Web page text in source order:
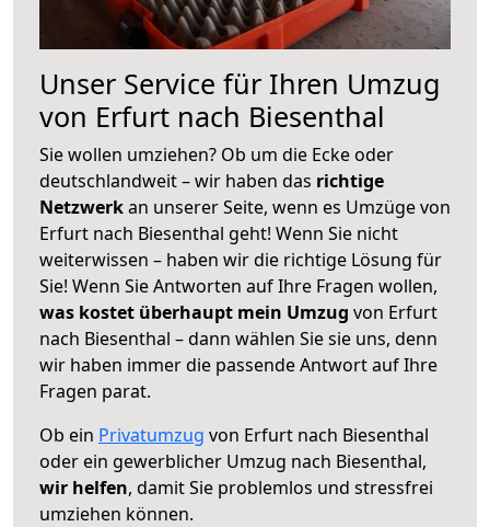
Unser Service für Ihren Umzug
von Erfurt nach Biesenthal
Sie wollen umziehen? Ob um die Ecke oder
deutschlandweit – wir haben das richtige
Netzwerkan unserer Seite, wenn es Umzüge von
Erfurt nach Biesenthal geht! Wenn Sie nicht
weiterwissen – haben wir die richtige Lösung für
Sie! Wenn Sie Antworten auf Ihre Fragen wollen,
was kostet überhaupt mein Umzug von Erfurt
nach Biesenthal – dann wählen Sie sie uns, denn
wir haben immer die passende Antwort auf Ihre
Fragen parat.
Ob ein Privatumzug von Erfurt nach Biesenthal
oder ein gewerblicher Umzug nach Biesenthal,
wir helfen, damit Sie problemlos und stressfrei
umziehen können.